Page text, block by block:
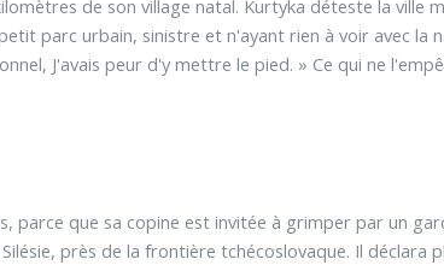
de son village natal. Kurtyka déteste la ville
parc urbain, sinistre et n'ayant rien à voir avec la
J'avais peur d'y mettre le pied. » Ce qui ne
parce que sa copine est invitée à grimper par un
près de la frontière tchécoslovaque. Il déclara